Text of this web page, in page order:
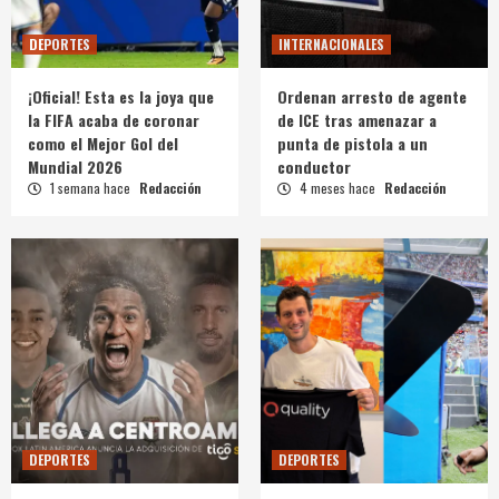
DEPORTES
¡Oficial! Esta es la joya que
la FIFA acaba de coronar
como el Mejor Gol del
Mundial 2026
1 semana hace Redacción
INTERNACIONALES
Ordenan arresto de agente
de ICE tras amenazar a
punta de pistola a un
conductor
4 meses hace Redacción
DEPORTES DEPORTES